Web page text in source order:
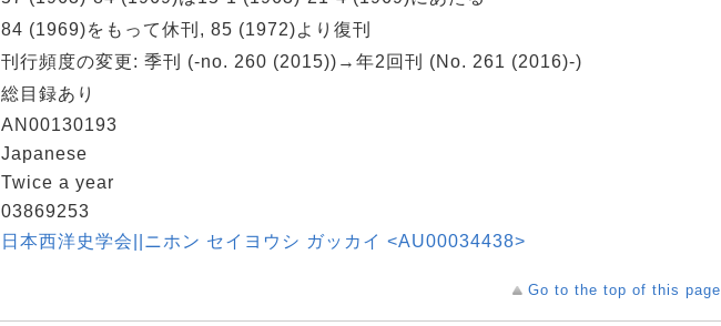
84 (1969)をもって休刊, 85 (1972)より復刊
刊行頻度の変更: 季刊 (-no. 260 (2015))→年2回刊 (No. 261 (2016)-)
総目録あり
AN00130193
Japanese
Twice a year
03869253
日本西洋史学会||ニホン セイヨウシ ガッカイ <AU00034438>
Go to the top of this page